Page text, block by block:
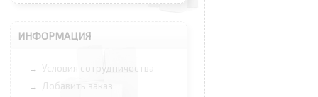
ИНФОРМАЦИЯ
→ Условия сотрудничества
→ Добавить заказ